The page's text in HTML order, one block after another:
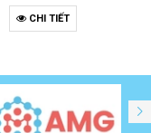
CHI TIẾT